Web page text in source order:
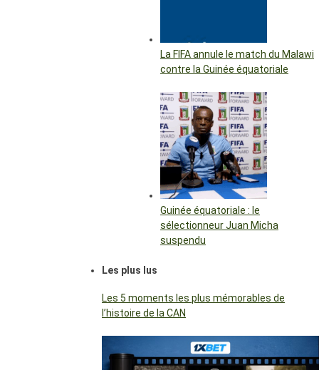
La FIFA annule le match du Malawi
contre la Guinée équatoriale
Guinée équatoriale : le
sélectionneur Juan Micha
suspendu
Les plus lus
Les 5 moments les plus mémorables de
l’histoire de la CAN